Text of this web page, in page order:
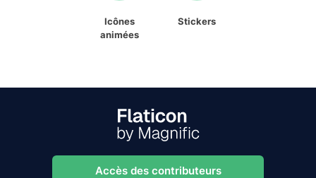
Icônes
animées
Stickers
Accès des contributeurs